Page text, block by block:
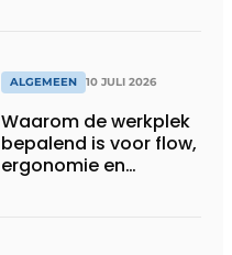
ALGEMEEN 10 JULI 2026
Waarom de werkplek
bepalend is voor flow,
ergonomie en